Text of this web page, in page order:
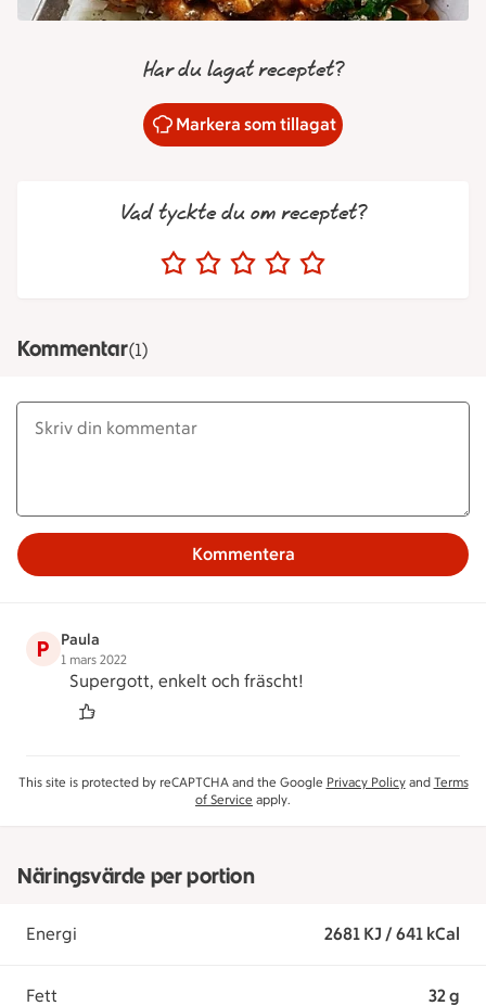
Har du lagat receptet?
Markera som tillagat
Vad tyckte du om receptet?
Kommentar(1)
Kommentera
P Paula
1 mars 2022
Supergott, enkelt och fräscht!
This site is protected by reCAPTCHA and the Google Privacy Policyand Terms
of Service apply.
Näringsvärde per portion
Energi 2681 KJ / 641 kCal
Fett 32 g